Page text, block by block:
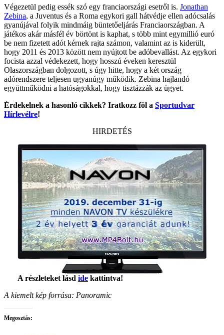
Végezetül pedig essék szó egy franciaországi esetről is. Jonathan
Zebina, a Juventus és a Roma egykori gall hátvédje ellen adócsalás
gyanújával folyik mindmáig büntetőeljárás Franciaországban. A
játékos akár másfél év börtönt is kaphat, s több mint egymillió euró
be nem fizetett adót kérnek rajta számon, valamint az is kiderült,
hogy 2011 és 2013 között nem nyújtott be adóbevallást. Az egykori
focista azzal védekezett, hogy hosszú éveken keresztül
Olaszországban dolgozott, s úgy hitte, hogy a két ország
adórendszere teljesen ugyanúgy működik. Zebina hajlandó
együttműködni a hatóságokkal, hogy tisztázzák az ügyet.
Érdekelnek a hasonló cikkek? Iratkozz föl a Sportudvar
Hírlevélre!
HIRDETÉS
A részleteket lásd ide kattintva!
A kiemelt kép forrása: Panoramic
Megosztás: